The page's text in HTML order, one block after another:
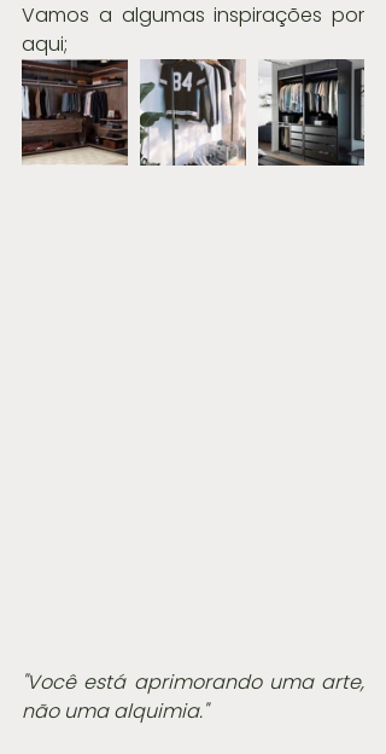
Vamos a algumas inspirações por
aqui;
"Você está aprimorando uma arte,
não uma alquimia."